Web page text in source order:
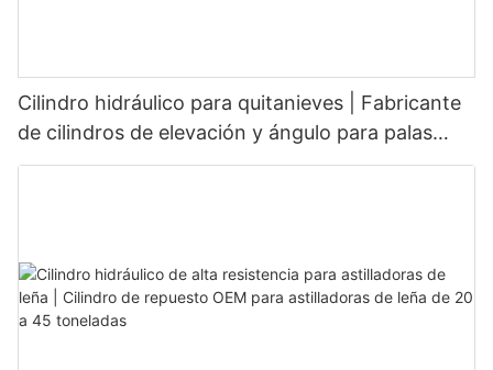
Cilindro hidráulico para quitanieves | Fabricante
de cilindros de elevación y ángulo para palas
quitanieves (OEM)